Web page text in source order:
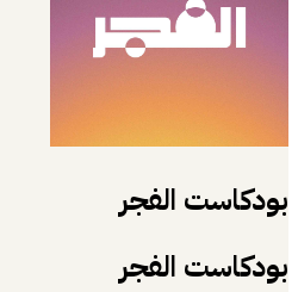
بودكاست الفجر
بودكاست الفجر